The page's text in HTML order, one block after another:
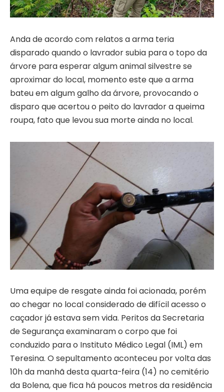
Anda de acordo com relatos a arma teria
disparado quando o lavrador subia para o topo da
árvore para esperar algum animal silvestre se
aproximar do local, momento este que a arma
bateu em algum galho da árvore, provocando o
disparo que acertou o peito do lavrador a queima
roupa, fato que levou sua morte ainda no local.
Uma equipe de resgate ainda foi acionada, porém
ao chegar no local considerado de difícil acesso o
caçador já estava sem vida. Peritos da Secretaria
de Segurança examinaram o corpo que foi
conduzido para o Instituto Médico Legal (IML) em
Teresina. O sepultamento aconteceu por volta das
10h da manhã desta quarta-feira (14) no cemitério
da Bolena, que fica há poucos metros da residência